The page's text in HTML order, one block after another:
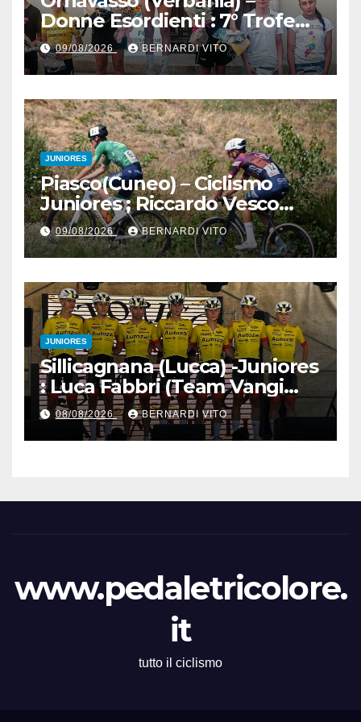
Donne Esordienti : 7° Trofeo
Santuario Madonna del
Boden, Aurora Cerame e
Martina Zavattero le neo
campionesse regionali FCI
Piemonte
09/08/2026 BERNARDI VITO
JUNIORES
Piasco(Cuneo) – Ciclismo
Juniores ; Riccardo Vesco
(Guerrini-Senaghese) al
fotofinish su Gugnino (UC
Piasco) e Jedrysek (SC
Fagnano Nuova)
09/08/2026 BERNARDI VITO
JUNIORES
Sillicagnana (Lucca) -Juniores
: Luca Fabbri (Team Vangi
Tommasini) vince il “Gran
Premio Garfagnana –
Memorial Gino Bartali”
08/08/2026 BERNARDI VITO
www.pedaletricolore.
it
tutto il ciclismo